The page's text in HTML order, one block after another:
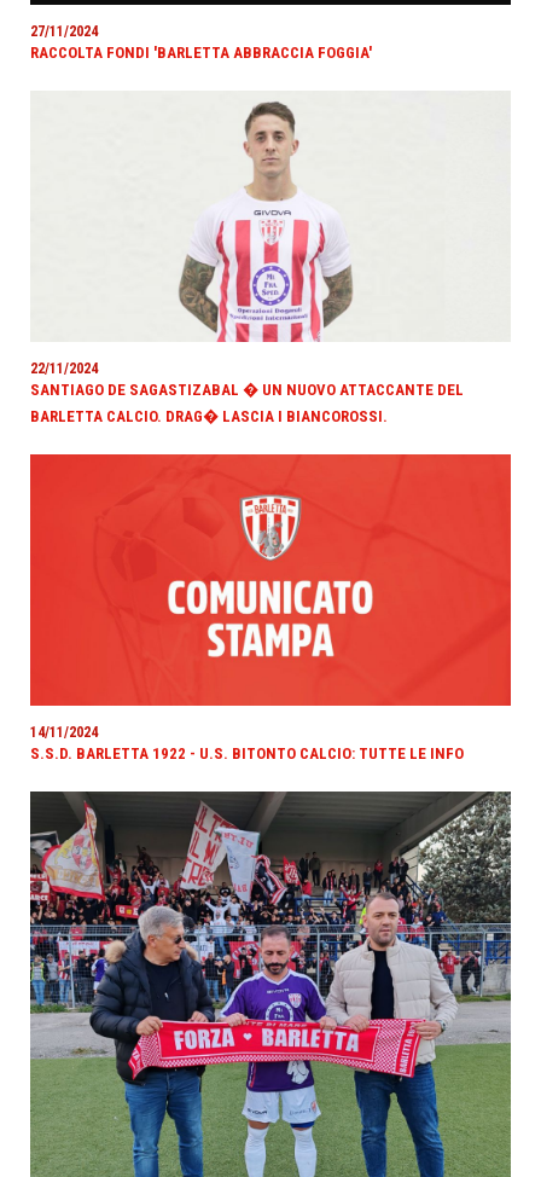
27/11/2024
RACCOLTA FONDI 'BARLETTA ABBRACCIA FOGGIA'
22/11/2024
SANTIAGO DE SAGASTIZABAL � UN NUOVO ATTACCANTE DEL
BARLETTA CALCIO. DRAG� LASCIA I BIANCOROSSI.
14/11/2024
S.S.D. BARLETTA 1922 - U.S. BITONTO CALCIO: TUTTE LE INFO